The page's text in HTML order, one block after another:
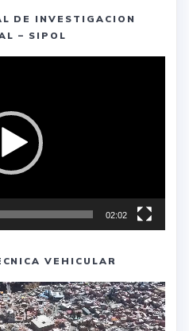
DE INVESTIGACION
– SIPOL
02:02
VEHICULAR
Reproductor
de
vídeo